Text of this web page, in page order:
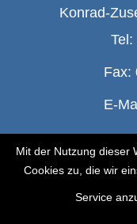
Mit der Nutzung dieser
Cookies zu, die wir
Service
Konrad-
Tel:
Fax:
E-
©